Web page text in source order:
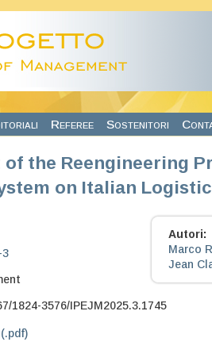
Referee Sostenitori
the Reengineering
on Italian
3
Autori:
Marco
Jean
1824-3576/IPEJM2025.3.1745